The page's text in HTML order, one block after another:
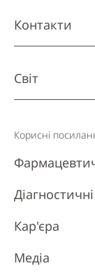
Контакти
Світ
Корисні
Кар'єра
Медіа